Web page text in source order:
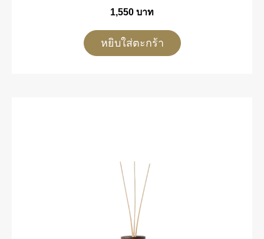
1,550 บาท
หยิบใส่ตะกร้า